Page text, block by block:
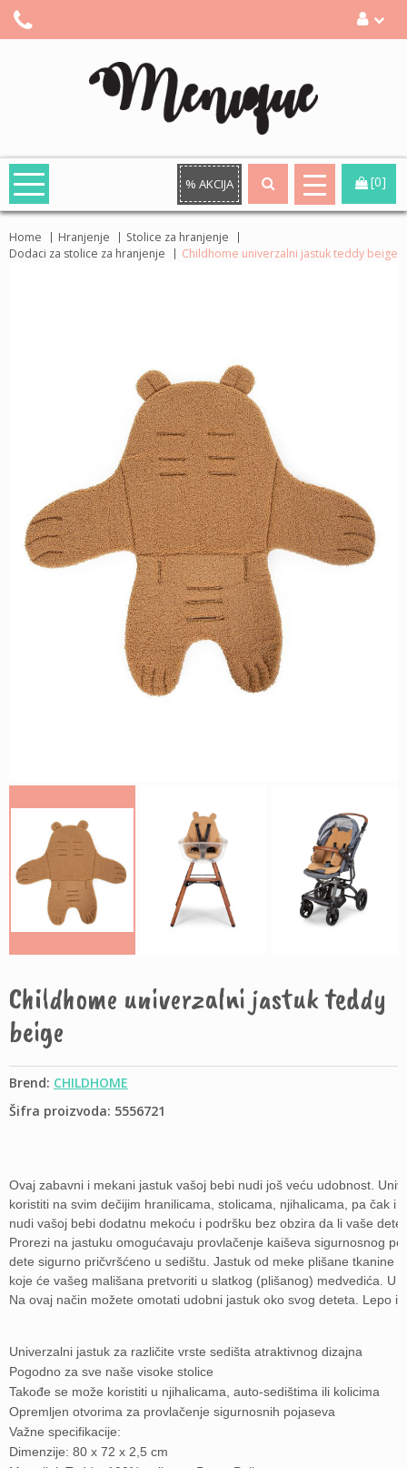
% AKCIJA [0]
Home Hranjenje
Stolice za hranjenje
Dodaci za stolice za hranjenje
Childhome univerzalni jastuk teddy beige
Childhome univerzalni jastuk teddy
beige
Brend: CHILDHOME
Šifra proizvoda: 5556721
Ovaj zabavni i mekani jastuk vašoj bebi nudi još veću udobnost.
koristiti na svim dečijim hranilicama, stolicama, njihalicama, pa čak i
nudi vašoj bebi dodatnu mekoću i podršku bez obzira da li vaše
Prorezi na jastuku omogućavaju provlačenje kaiševa sigurnosnog
dete sigurno pričvršćeno u sedištu. Jastuk od meke plišane tkanine
koje će vašeg mališana pretvoriti u slatkog (plišanog) medvedića. U
Na ovaj način možete omotati udobni jastuk oko svog deteta. Lepo i
Univerzalni jastuk za različite vrste sedišta atraktivnog dizajna
Pogodno za sve naše visoke stolice
Takođe se može koristiti u njihalicama, auto-sedištima ili kolicima
Opremljen otvorima za provlačenje sigurnosnih pojaseva
Važne specifikacije:
Dimenzije: 80 x 72 x 2,5 cm